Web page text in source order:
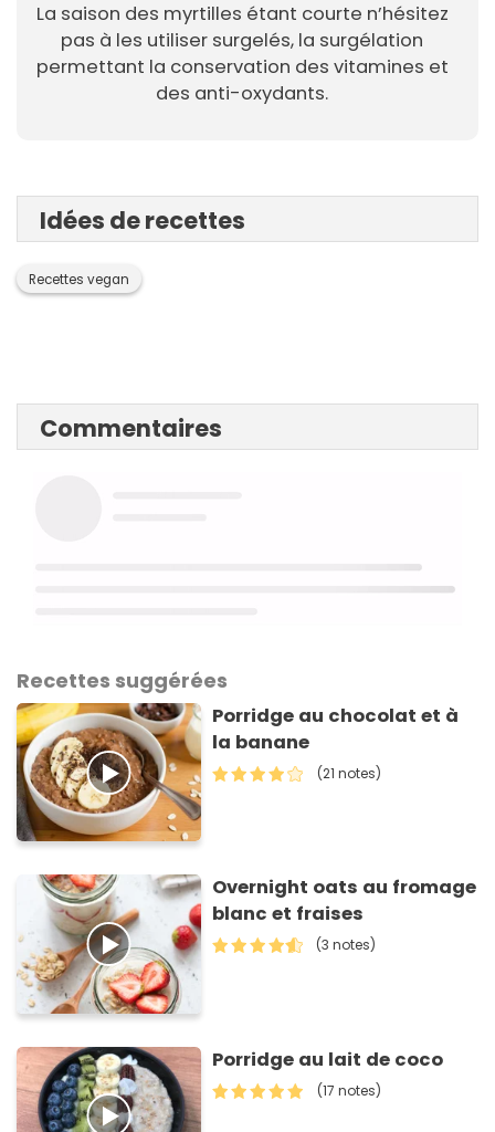
La saison des myrtilles étant courte n’hésitez
pas à les utiliser surgelés, la surgélation
permettant la conservation des vitamines et
des anti-oxydants.
Idées de recettes
Recettes vegan
Commentaires
Recettes suggérées
Porridge au chocolat et à
la banane
(21 notes)
Overnight oats au fromage
blanc et fraises
(3 notes)
Porridge au lait de coco
(17 notes)